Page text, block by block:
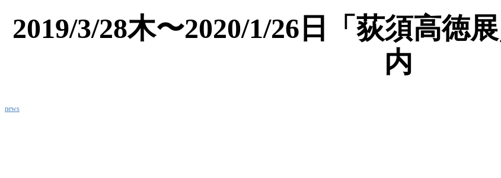
2019/3/28木〜2020/1/26日「荻須高徳
内
news